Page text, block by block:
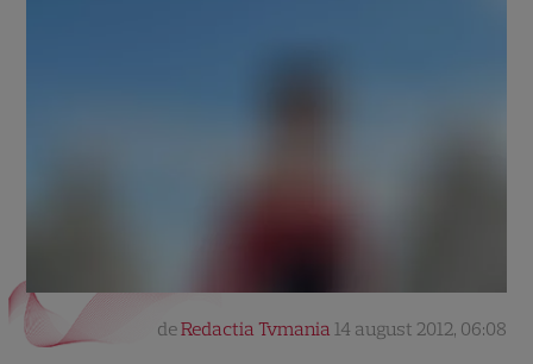
deRedactia Tvmania 14 august 2012, 06:08